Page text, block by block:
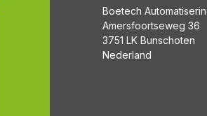
Boetech
Amersfoortseweg 36
3751 LK Bunschoten
Nederland